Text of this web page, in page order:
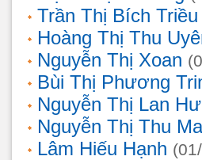
Trần Thị Bích Triều
Hoàng Thị Thu
Nguyễn Thị Xoan
Bùi Thị Phương
Nguyễn Thị Lan
Nguyễn Thị Thu
Lâm Hiếu Hạnh